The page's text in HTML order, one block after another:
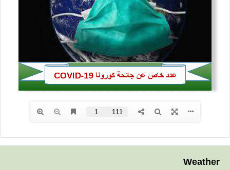
Weather